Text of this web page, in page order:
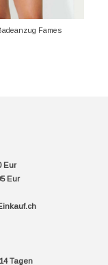
Fames
Eur
Eur
Tagen